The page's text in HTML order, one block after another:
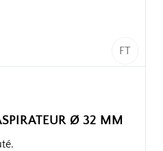
FT
Ø 32 MM